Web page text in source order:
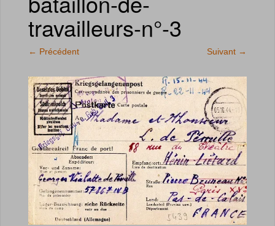
travailleurs-n°-3
← Précédent Suivant →